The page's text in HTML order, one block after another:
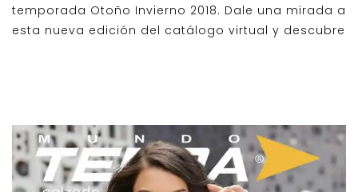
temporada Otoño Invierno 2018. Dale una mirada a
esta nueva edición del catálogo virtual y descubre